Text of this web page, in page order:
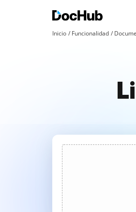
Inicio Funcionalidad